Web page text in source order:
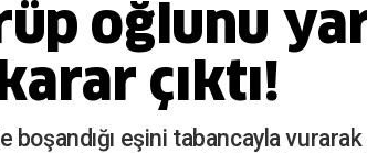
oğlunu
çıktı!
eşini tabancayla